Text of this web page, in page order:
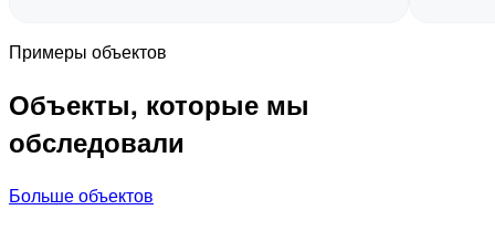
Примеры объектов
Объекты, которые мы
обследовали
Больше объектов